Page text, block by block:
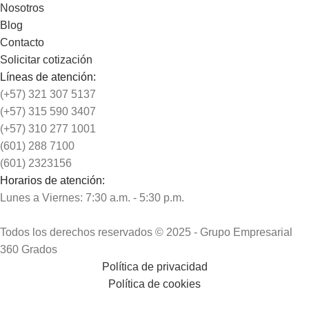
Nosotros
Blog
Contacto
Solicitar cotización
Líneas de atención:
(+57) 321 307 5137
(+57) 315 590 3407
(+57) 310 277 1001
(601) 288 7100
(601) 2323156
Horarios de atención:
Lunes a Viernes: 7:30 a.m. - 5:30 p.m.
Todos los derechos reservados © 2025 - Grupo Empresarial
360 Grados
Política de privacidad
Política de cookies